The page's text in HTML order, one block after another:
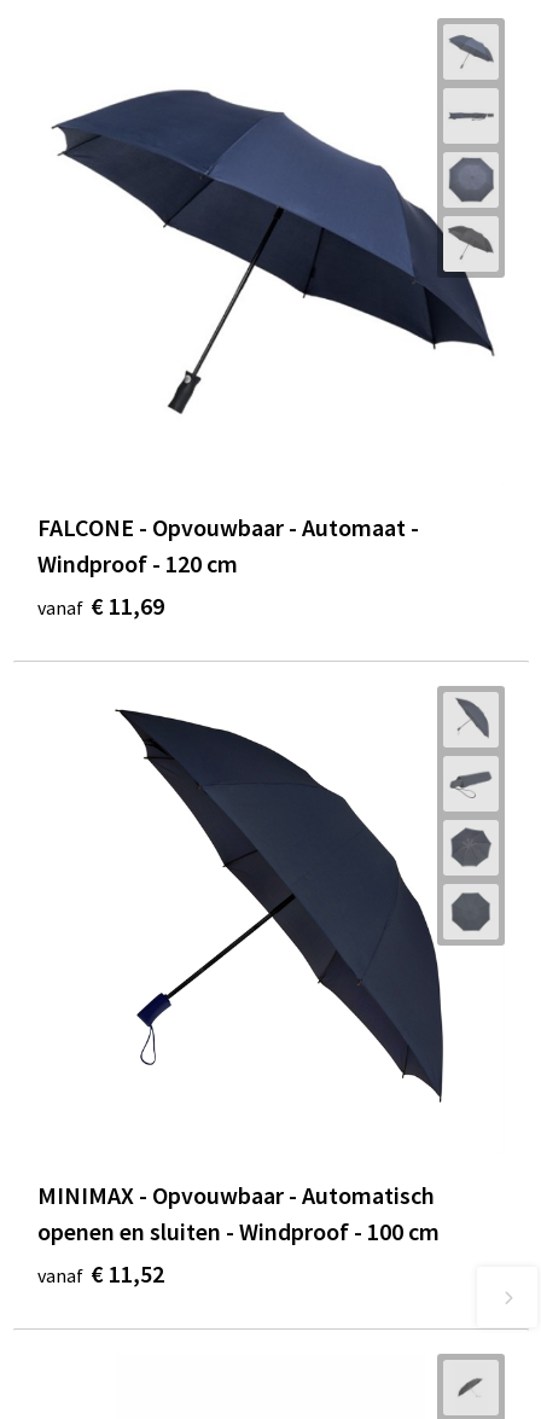
FALCONE - Opvouwbaar - Automaat -
Windproof - 120 cm
vanaf € 11,69
MINIMAX - Opvouwbaar - Automatisch
openen en sluiten - Windproof - 100 cm
vanaf € 11,52